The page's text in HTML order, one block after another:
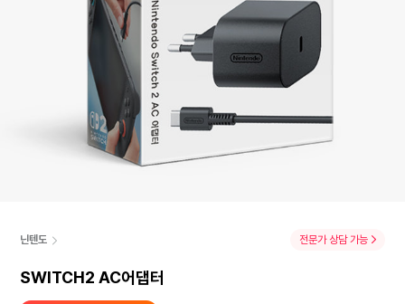
닌텐도 전문가 상담 가능
SWITCH2 AC어댑터